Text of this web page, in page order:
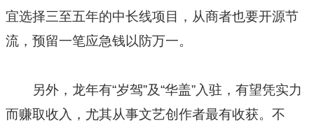
宜选择三至五年的中长线项目，从商者也要开源节
流，预留一笔应急钱以防万一。
另外，龙年有“岁驾”及“华盖”入驻，有望凭实力
而赚取收入，尤其从事文艺创作者最有收获。不